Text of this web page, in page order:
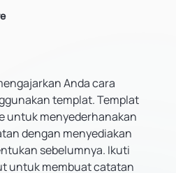
Anda cara
templat. Templat
untuk menyederhanakan
dengan menyediakan
sebelumnya. Ikuti
untuk membuat catatan